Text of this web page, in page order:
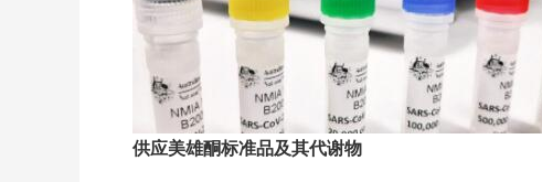
供应美雄酮标准品及其代谢物